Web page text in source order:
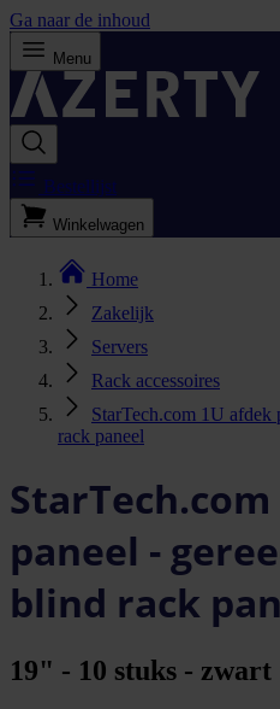
Ga naar de inhoud
Menu
Bestellijst
Winkelwagen
Home
Zakelijk
Servers
Rack accessoires
StarTech.com 1U afdek
rack paneel
paneel -
blind rack
19" - 10 stuks - zwart